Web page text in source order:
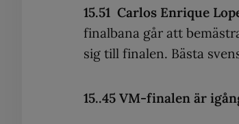
15.51 Carlos Enrique
finalbana går att
sig till finalen. Bästa
15..45 VM-finalen är